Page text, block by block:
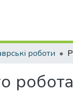
роботи
робота